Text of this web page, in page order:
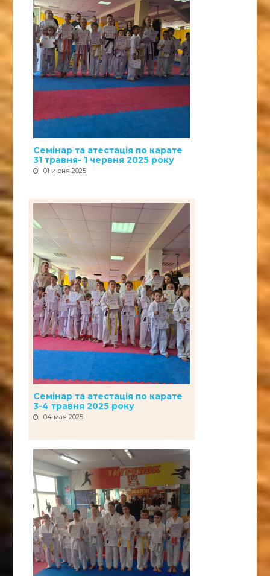
Семінар та атестація по карате
31 травня- 1 червня 2025 року
01 июня 2025
Семінар та атестація по карате
3-4 травня 2025 року
04 мая 2025